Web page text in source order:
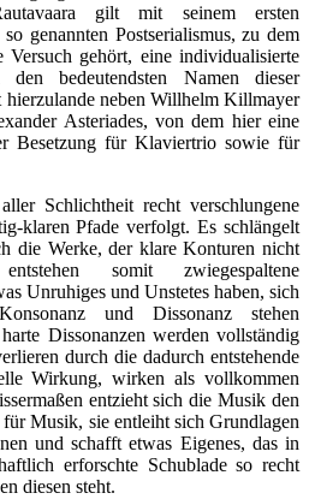
gilt mit seinem ersten
genannten Postserialismus, zu dem
Versuch gehört, eine individualisierte
bedeutendsten Namen dieser
hierzulande neben Willhelm Killmayer
Asteriades, von dem hier eine
Besetzung für Klaviertrio sowie für
Schlichtheit recht verschlungene
klaren Pfade verfolgt. Es schlängelt
die Werke, der klare Konturen nicht
somit zwiegespaltene
Unruhiges und Unstetes haben, sich
und Dissonanz stehen
Dissonanzen werden vollständig
durch die dadurch entstehende
Wirkung, wirken als vollkommen
entzieht sich die Musik den
Musik, sie entleiht sich Grundlagen
und schafft etwas Eigenes, das in
erforschte Schublade so recht
diesen steht.